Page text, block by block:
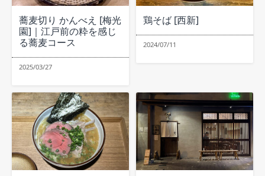
蕎麦切り かんべえ [梅光
園]｜江戸前の粋を感じ
る蕎麦コース
2025/03/27
鶏そば [西新]
2024/07/11